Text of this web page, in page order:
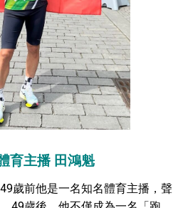
育主播 田鴻魁
歲前他是一名知名體育主播，聲